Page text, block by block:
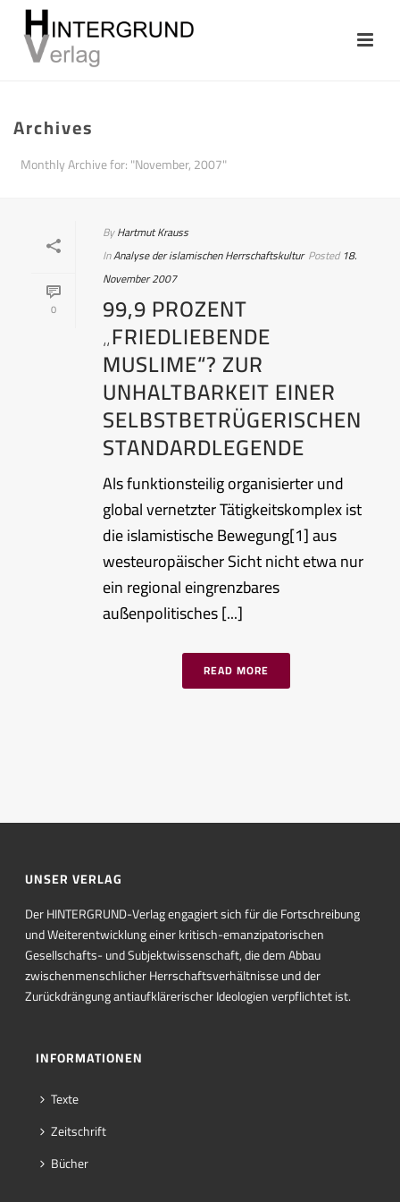
Archives
Monthly Archive for: "November, 2007"
0
ByHartmut Krauss
InAnalyse der islamischen Herrschaftskultur Posted 18.
November 2007
99,9 PROZENT
„FRIEDLIEBENDE
MUSLIME“? ZUR
UNHALTBARKEIT EINER
SELBSTBETRÜGERISCHEN
STANDARDLEGENDE
Als funktionsteilig organisierter und
global vernetzter Tätigkeitskomplex ist
die islamistische Bewegung[1] aus
westeuropäischer Sicht nicht etwa nur
ein regional eingrenzbares
außenpolitisches [...]
READ MORE
UNSER VERLAG
Der HINTERGRUND-Verlag engagiert sich für die Fortschreibung
und Weiterentwicklung einer kritisch-emanzipatorischen
Gesellschafts- und Subjektwissenschaft, die dem Abbau
zwischenmenschlicher Herrschaftsverhältnisse und der
Zurückdrängung antiaufklärerischer Ideologien verpflichtet ist.
INFORMATIONEN
Texte
Zeitschrift
Bücher